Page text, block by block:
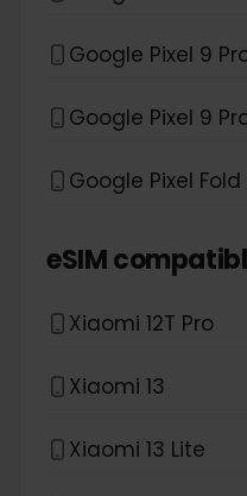
Google Pixel 9
Google Pixel 9
Google Pixel Fold
eSIM
Xiaomi 12T Pro
Xiaomi 13
Xiaomi 13 Lite